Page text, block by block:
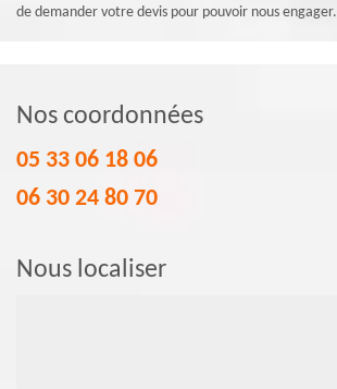
de demander votre devis pour pouvoir nous engager.
Nos coordonnées
05 33 06 18 06
06 30 24 80 70
Nous localiser